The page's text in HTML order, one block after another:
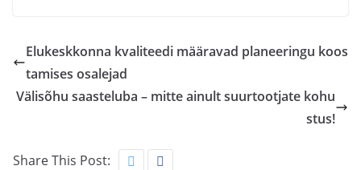
Elukeskkonna kvaliteedi määravad planeeringu koos
tamises osalejad
Välisõhu saasteluba – mitte ainult suurtootjate kohu
stus!
Share This Post: